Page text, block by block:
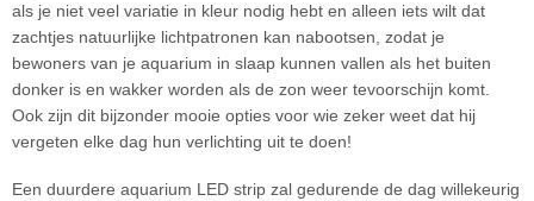
als je niet veel variatie in kleur nodig hebt en alleen iets wilt dat
zachtjes natuurlijke lichtpatronen kan nabootsen, zodat je
bewoners van je aquarium in slaap kunnen vallen als het buiten
donker is en wakker worden als de zon weer tevoorschijn komt.
Ook zijn dit bijzonder mooie opties voor wie zeker weet dat hij
vergeten elke dag hun verlichting uit te doen!
Een duurdere aquarium LED strip zal gedurende de dag willekeurig